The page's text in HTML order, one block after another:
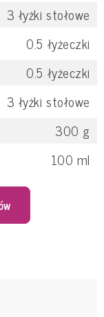
3 łyżki stołowe
0.5 łyżeczki
0.5 łyżeczki
3 łyżki stołowe
300 g
100 ml